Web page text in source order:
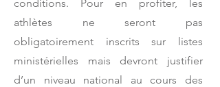
conditions. Pour en profiter, les
athlètes ne seront pas
obligatoirement inscrits sur listes
ministérielles mais devront justifier
d’un niveau national au cours des